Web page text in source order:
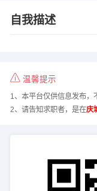
自我描述
温馨提示
1、本平台仅供信息发布，
2、请告知求职者，是在庆